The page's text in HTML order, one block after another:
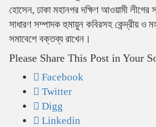
হোসেন, ঢাকা মহানগর দক্ষিণ আওয়ামী
সাধারণ সম্পাদক হুমায়ুন কবিরসহ কেন্দ্রীয় ও
সমাবেশে বক্তব্য রাখেন।
Please Share This Post in Your
Facebook
Twitter
Digg
Linkedin